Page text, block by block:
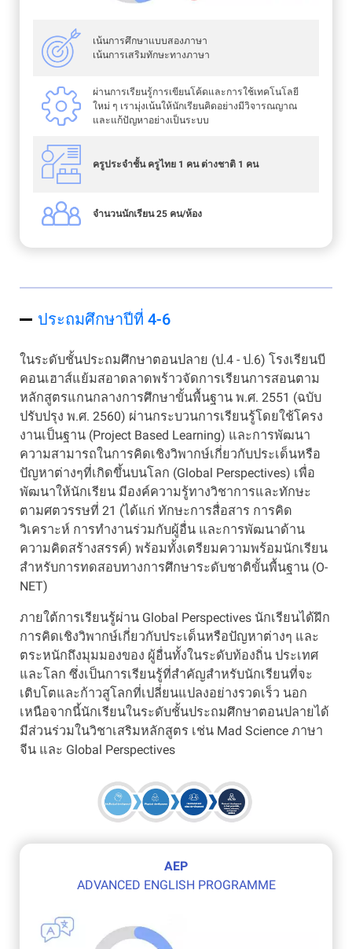
เน้นการศึกษาแบบสองภาษา
เน้นการเสริมทักษะทางภาษา
ผ่านการเรียนรู้การเขียนโค้ดและการใช้เทคโนโลยี
ใหม่ ๆ เรามุ่งเน้นให้นักเรียนคิดอย่างมีวิจารณญาณ
และแก้ปัญหาอย่างเป็นระบบ
ครูประจำชั้น ครูไทย 1 คน ต่างชาติ 1 คน
จำนวนนักเรียน 25 คน/ห้อง
ประถมศึกษาปีที่ 4-6
ในระดับชั้นประถมศึกษาตอนปลาย (ป.4 - ป.6) โรงเรียนบี
คอนเฮาส์แย้มสอาดลาดพร้าวจัดการเรียนการสอนตาม
หลักสูตรแกนกลางการศึกษาขั้นพื้นฐาน พ.ศ. 2551 (ฉบับ
ปรับปรุง พ.ศ. 2560) ผ่านกระบวนการเรียนรู้โดยใช้โครง
งานเป็นฐาน (Project Based Learning) และการพัฒนา
ความสามารถในการคิดเชิงวิพากษ์เกี่ยวกับประเด็นหรือ
ปัญหาต่างๆที่เกิดขึ้นบนโลก (Global Perspectives) เพื่อ
พัฒนาให้นักเรียน มีองค์ความรู้ทางวิชาการและทักษะ
ตามศตวรรษที่ 21 (ได้แก่ ทักษะการสื่อสาร การคิด
วิเคราะห์ การทำงานร่วมกับผู้อื่น และการพัฒนาด้าน
ความคิดสร้างสรรค์) พร้อมทั้งเตรียมความพร้อมนักเรียน
สำหรับการทดสอบทางการศึกษาระดับชาติขั้นพื้นฐาน (O-
NET)
ภายใต้การเรียนรู้ผ่าน Global Perspectives นักเรียนได้ฝึก
การคิดเชิงวิพากษ์เกี่ยวกับประเด็นหรือปัญหาต่างๆ และ
ตระหนักถึงมุมมองของ ผู้อื่นทั้งในระดับท้องถิ่น ประเทศ
และโลก ซึ่งเป็นการเรียนรู้ที่สำคัญสำหรับนักเรียนที่จะ
เติบโตและก้าวสูโลกที่เปลี่ยนแปลงอย่างรวดเร็ว นอก
เหนือจากนี้นักเรียนในระดับชั้นประถมศึกษาตอนปลายได้
มีส่วนร่วมในวิชาเสริมหลักสูตร เช่น Mad Science ภาษา
จีน และ Global Perspectives
AEP
ADVANCED ENGLISH PROGRAMME